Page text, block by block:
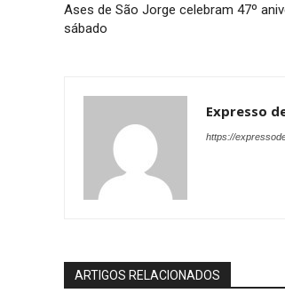
Ases de São Jorge celebram 47º
sábado
Expresso
https://
ARTIGOS RELACIONADOS